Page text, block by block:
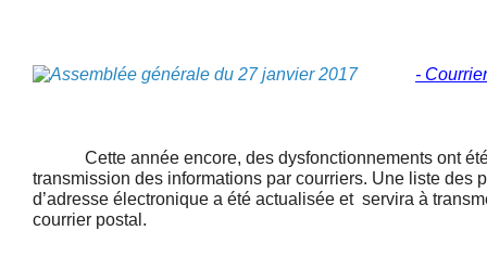
- Courrier
Cette année encore, des dysfonctionnements ont été
transmission des informations par courriers. Une liste des
d’adresse électronique a été actualisée et servira à
courrier postal.